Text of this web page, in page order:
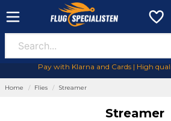
Pay with Klarna and Cards | High
Home Flies Streamer
Streamer